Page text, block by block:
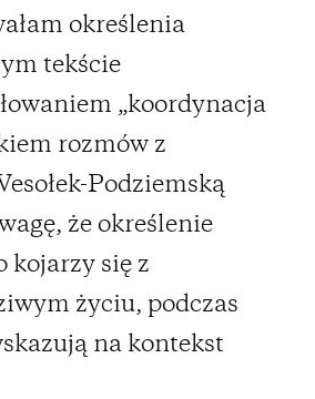
określenia
tekście
„koordynacja
rozmów z
Podziemską
że określenie
kojarzy się z
życiu, podczas
na kontekst